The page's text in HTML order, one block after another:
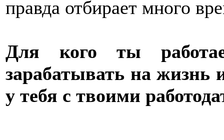
правда отбирает много
Для кого ты
зарабатывать на жизнь
у тебя с твоими